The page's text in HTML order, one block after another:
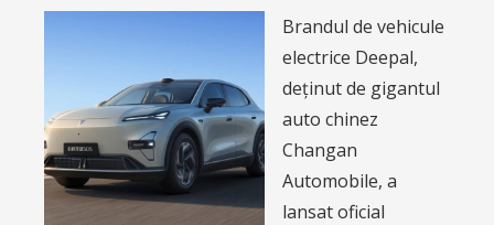
Brandul de vehicule
electrice Deepal,
deținut de gigantul
auto chinez
Changan
Automobile, a
lansat oficial